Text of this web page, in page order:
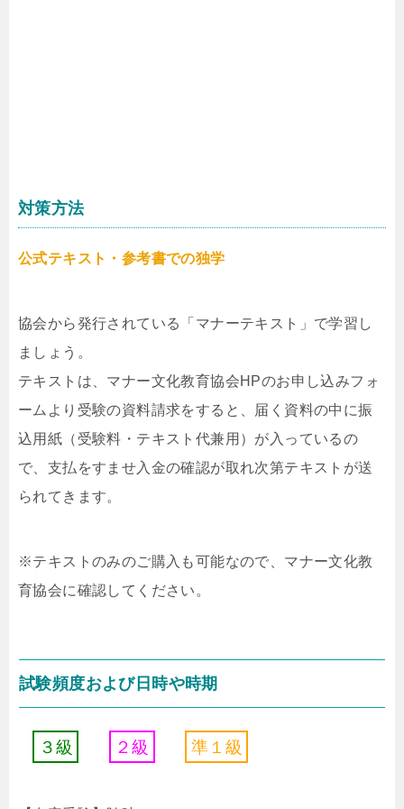
対策方法
公式テキスト・参考書での独学
協会から発行されている「マナーテキスト」で学習し
ましょう。
テキストは、マナー文化教育協会HPのお申し込みフォ
ームより受験の資料請求をすると、届く資料の中に振
込用紙（受験料・テキスト代兼用）が入っているの
で、支払をすませ入金の確認が取れ次第テキストが送
られてきます。
※テキストのみのご購入も可能なので、マナー文化教
育協会に確認してください。
試験頻度および日時や時期
３級 ２級 準１ 級